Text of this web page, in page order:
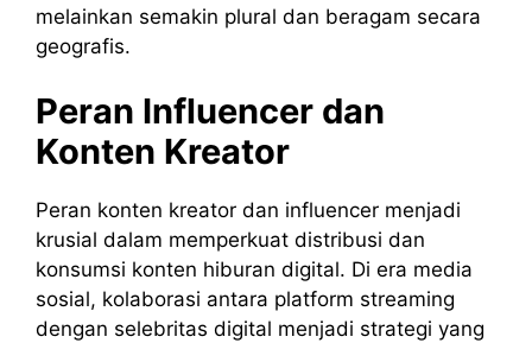
melainkan semakin plural dan beragam secara
geografis.
Peran Influencer dan
Konten Kreator
Peran konten kreator dan influencer menjadi
krusial dalam memperkuat distribusi dan
konsumsi konten hiburan digital. Di era media
sosial, kolaborasi antara platform streaming
dengan selebritas digital menjadi strategi yang